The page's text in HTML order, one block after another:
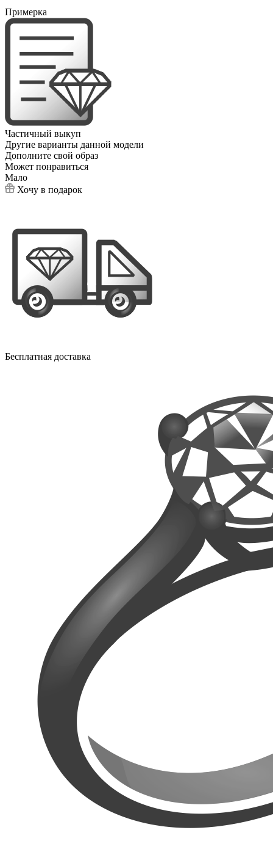
Примерка
Частичный выкуп
Другие варианты данной модели
Дополните свой образ
Может понравиться
Мало
Хочу в подарок
Бесплатная доставка